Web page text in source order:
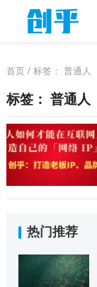
首页/ 标签： 普通人
标签： 普通人
热门推荐